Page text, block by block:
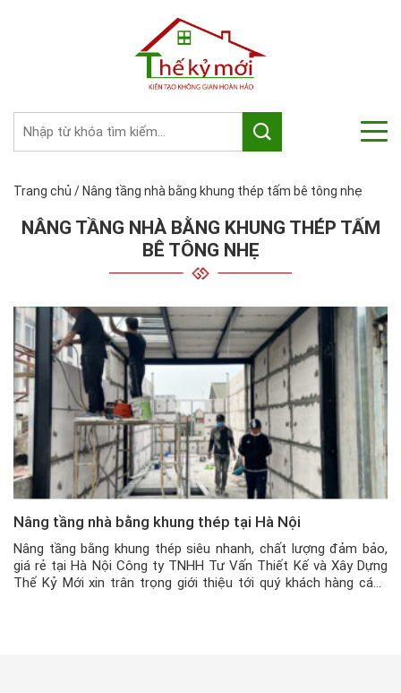
Trang chủ / Nâng tầng nhà bằng khung thép tấm bê tông nhẹ
NÂNG TẦNG NHÀ BẰNG KHUNG THÉP TẤM
BÊ TÔNG NHẸ
Nâng tầng nhà bằng khung thép tại Hà Nội
Nâng tầng bằng khung thép siêu nhanh, chất lượng đảm bảo,
giá rẻ tại Hà Nội Công ty TNHH Tư Vấn Thiết Kế và Xây Dựng
Thế Kỷ Mới xin trân trọng giới thiệu tới quý khách hàng cách